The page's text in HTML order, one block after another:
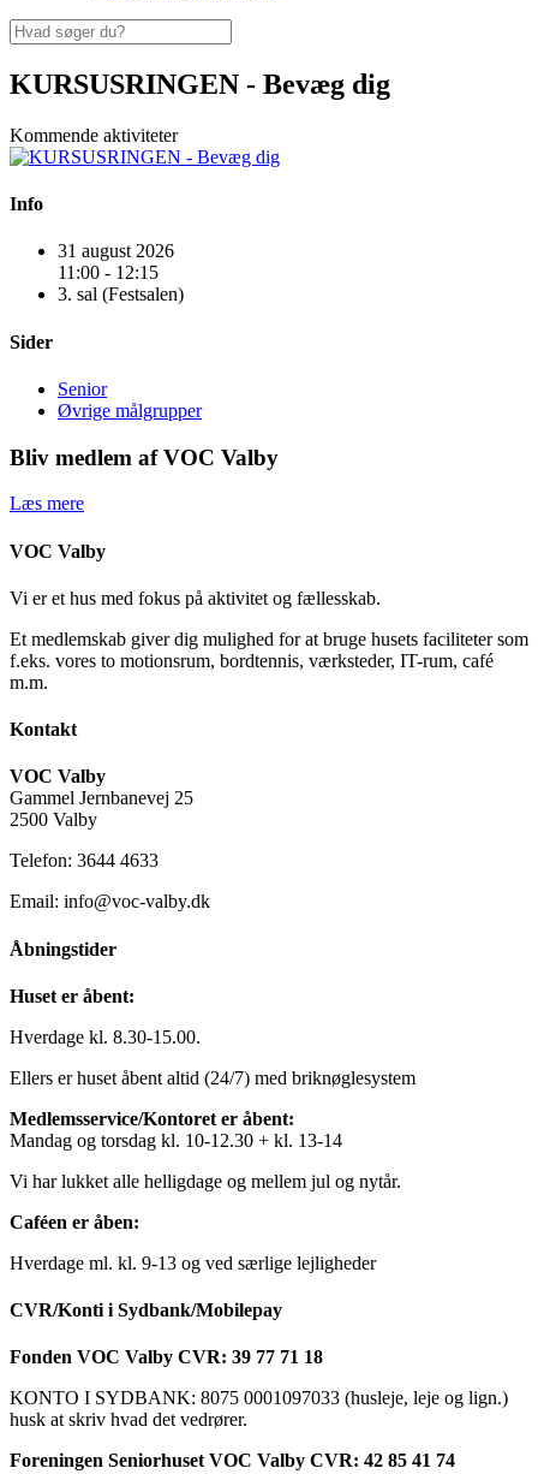
KURSUSRINGEN - Bevæg dig
Kommende aktiviteter
Info
31 august 2026
11:00 - 12:15
3. sal (Festsalen)
Sider
Senior
Øvrige målgrupper
Bliv medlem af VOC Valby
Læs mere
VOC Valby
Vi er et hus med fokus på aktivitet og fællesskab.
Et medlemskab giver dig mulighed for at bruge husets faciliteter som
f.eks. vores to motionsrum, bordtennis, værksteder, IT-rum, café
m.m.
Kontakt
VOC Valby
Gammel Jernbanevej 25
2500 Valby
Telefon: 3644 4633
Email: info@voc-valby.dk
Åbningstider
Huset er åbent:
Hverdage kl. 8.30-15.00.
Ellers er huset åbent altid (24/7) med briknøglesystem
Medlemsservice/Kontoret er åbent:
Mandag og torsdag kl. 10-12.30 + kl. 13-14
Vi har lukket alle helligdage og mellem jul og nytår.
Caféen er åben:
Hverdage ml. kl. 9-13 og ved særlige lejligheder
CVR/Konti i Sydbank/Mobilepay
Fonden VOC Valby CVR: 39 77 71 18
KONTO I SYDBANK: 8075 0001097033 (husleje, leje og lign.)
husk at skriv hvad det vedrører.
Foreningen Seniorhuset VOC Valby CVR: 42 85 41 74